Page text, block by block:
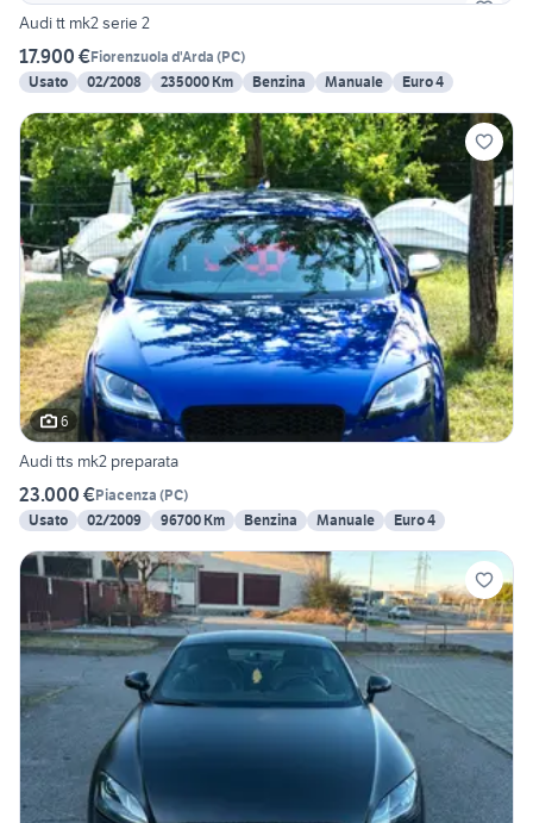
Audi tt mk2 serie 2
17.900 €Fiorenzuola d'Arda (PC)
Usato
02/2008 235000 Km Benzina Manuale Euro 4
6
Audi tts mk2 preparata
23.000 €Piacenza (PC)
Usato
02/2009 96700 Km Benzina Manuale Euro 4